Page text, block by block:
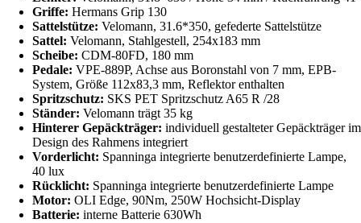
Griffe: Hermans Grip 130
Sattelstütze: Velomann, 31.6*350, gefederte Sattelstütze
Sattel: Velomann, Stahlgestell, 254x183 mm
Scheibe: CDM-80FD, 180 mm
Pedale: VPE-889P, Achse aus Boronstahl von 7 mm, EPB-
System, Größe 112x83,3 mm, Reflektor enthalten
Spritzschutz: SKS PET Spritzschutz A65 R /28
Ständer: Velomann trägt 35 kg
Hinterer Gepäckträger: individuell gestalteter Gepäckträger im
Design des Rahmens integriert
Vorderlicht: Spanninga integrierte benutzerdefinierte Lampe,
40 lux
Rücklicht: Spanninga integrierte benutzerdefinierte Lampe
Motor: OLI Edge, 90Nm, 250W Hochsicht-Display
Batterie: interne Batterie 630Wh